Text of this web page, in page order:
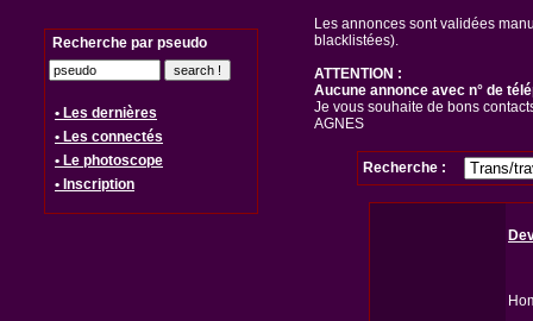
Recherche par pseudo
• Les dernières
• Les connectés
• Le photoscope
• Inscription
Les annonces sont validées
blacklistées).
ATTENTION :
Aucune annonce avec n° de
Je vous souhaite de bons
AGNES
Recherche :